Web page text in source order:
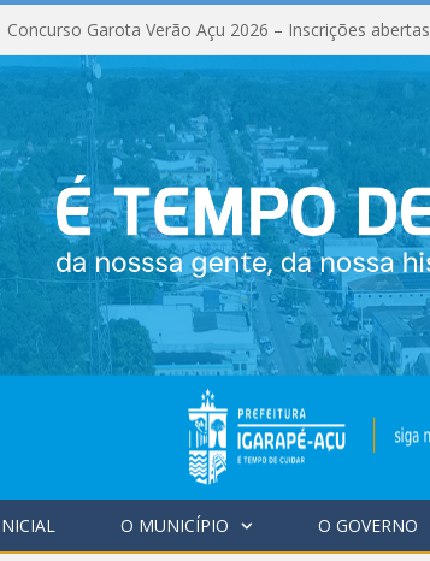
Concurso Garota Verão Açu 2026 – Inscrições abertas
O MUNICÍPIO O GOVERNO